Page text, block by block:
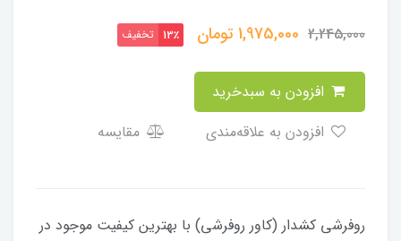
2,245,000
1,975,000تومان 13٪ تخفیف
مقایسه
​​​​روفرشی کشدار (کاور روفرشی) با بهترین کیفیت موجود در